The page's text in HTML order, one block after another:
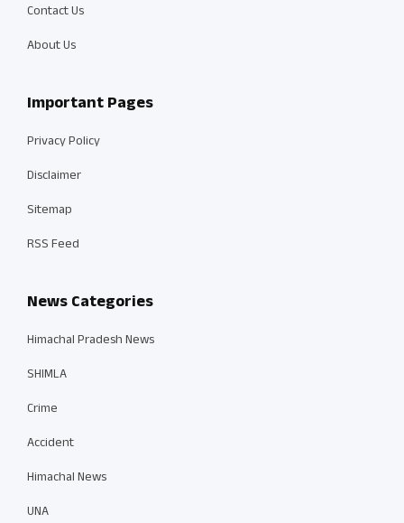
Contact Us
About Us
Important Pages
Privacy Policy
Disclaimer
Sitemap
RSS Feed
News Categories
Himachal Pradesh News
SHIMLA
Crime
Accident
Himachal News
UNA